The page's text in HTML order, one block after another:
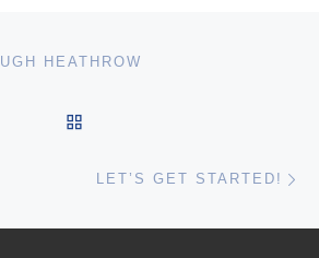
HEATHROW
LET’S GET STARTED!